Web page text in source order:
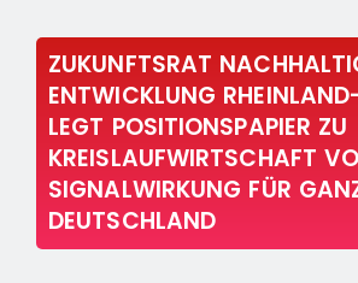
ZUKUNFTSRAT
ENTWICKLUNG
LEGT POSITIONSPAPIER ZU
KREISLAUFWIRTSCHAFT
SIGNALWIRKUNG FÜR
DEUTSCHLAND